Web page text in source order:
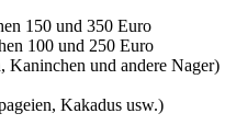
150 und 350 Euro
100 und 250 Euro
und andere Nager)
Kakadus usw.)